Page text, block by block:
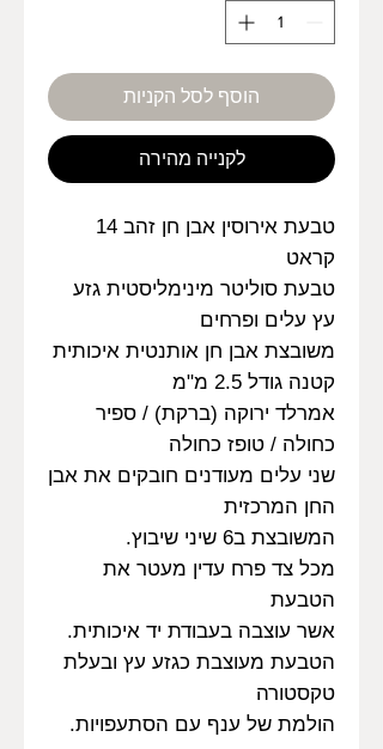
הוסף לסל הקניות
לקנייה מהירה
טבעת אירוסין אבן חן זהב 14
קראט
טבעת סוליטר מינימליסטית גזע
עץ עלים ופרחים
משובצת אבן חן אותנטית איכותית
קטנה גודל 2.5 מ"מ
אמרלד ירוקה (ברקת) / ספיר
כחולה / טופז כחולה
שני עלים מעודנים חובקים את אבן
החן המרכזית
המשובצת ב6 שיני שיבוץ.
מכל צד פרח עדין מעטר את
הטבעת
אשר עוצבה בעבודת יד איכותית.
הטבעת מעוצבת כגזע עץ ובעלת
טקסטורה
הולמת של ענף עם הסתעפויות.